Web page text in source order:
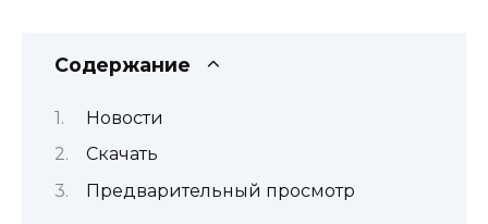
Содержание
Новости
Скачать
Предварительный просмотр